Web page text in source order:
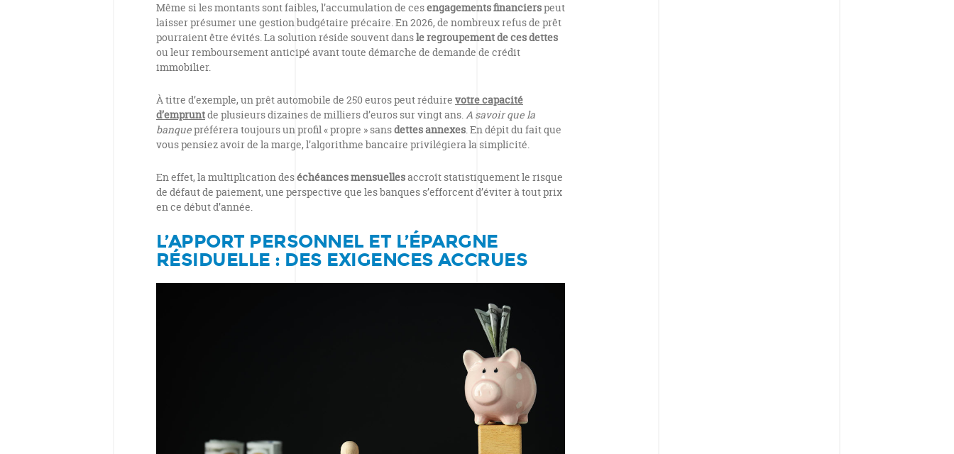
Même si les montants sont faibles, l’accumulation de cesengagements financierspeut
laisser présumer une gestion budgétaire précaire. En 2026, de nombreux refus de prêt
pourraient être évités. La solution réside souvent dansle regroupement de ces dettes
ou leur remboursement anticipé avant toute démarche de demande de crédit
immobilier.
À titre d’exemple, un prêt automobile de 250 euros peut réduire votre capacité
d’empruntde plusieurs dizaines de milliers d’euros sur vingt ans.A savoir que la
banquepréférera toujours un profil « propre » sansdettes annexes. En dépit du fait que
vous pensiez avoir de la marge, l’algorithme bancaire privilégiera la simplicité.
En effet, la multiplication deséchéances mensuellesaccroît statistiquement le risque
de défaut de paiement, une perspective que les banques s’efforcent d’éviter à tout prix
en ce début d’année.
L’APPORT PERSONNEL ET L’ÉPARGNE
RÉSIDUELLE : DES EXIGENCES ACCRUES